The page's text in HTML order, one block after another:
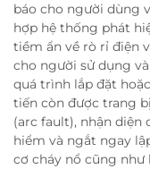
báo cho người dùng
hợp hệ thống phát
tiềm ẩn về rò rỉ điện
cho người sử dụng
quá trình lắp đặt
tiến còn được trang
(arc fault), nhận diện
hiểm và ngắt ngay
cơ cháy nổ cũng như